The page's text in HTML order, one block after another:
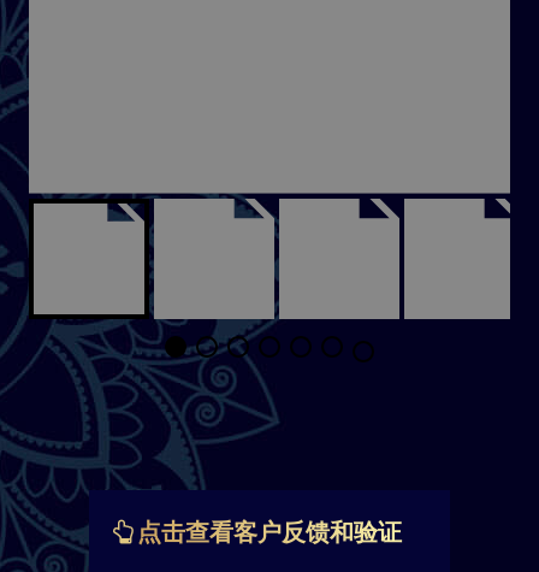
点击查看客户反馈和验证